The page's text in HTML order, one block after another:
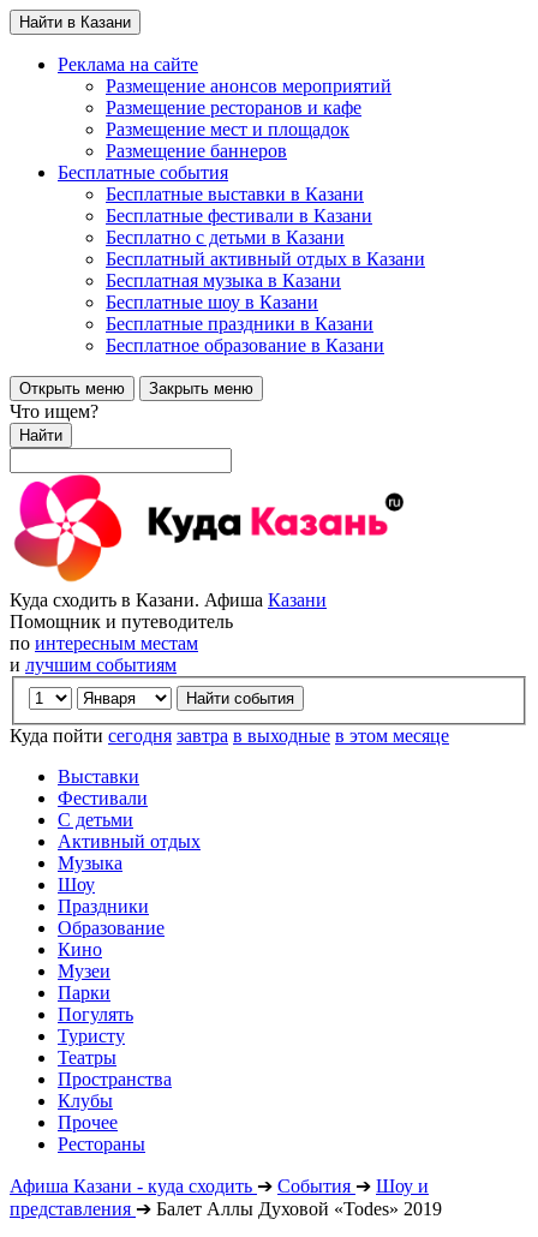
Найти в Казани
Реклама на сайте
Размещение анонсов мероприятий
Размещение ресторанов и кафе
Размещение мест и площадок
Размещение баннеров
Бесплатные события
Бесплатные выставки в Казани
Бесплатные фестивали в Казани
Бесплатно с детьми в Казани
Бесплатный активный отдых в Казани
Бесплатная музыка в Казани
Бесплатные шоу в Казани
Бесплатные праздники в Казани
Бесплатное образование в Казани
Открыть меню Закрыть меню
Что ищем?
Найти
Куда сходить в Казани. Афиша Казани
Помощник и путеводитель
по интересным местам
и лучшим событиям
Куда пойти сегодня завтра в выходные в этом месяце
Выставки
Фестивали
С детьми
Активный отдых
Музыка
Шоу
Праздники
Образование
Кино
Музеи
Парки
Погулять
Туристу
Театры
Пространства
Клубы
Прочее
Рестораны
Афиша Казани - куда сходить ➔ События ➔ Шоу и
представления ➔ Балет Аллы Духовой «Todes» 2019